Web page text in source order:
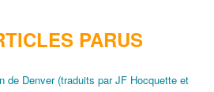
PARUS
de Denver (traduits par JF Hocquette et